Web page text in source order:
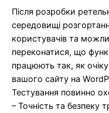
Після розробки
середовищі
користувачів та
переконатися, що
працюють так, як
вашого сайту на
Тестування повинно
– Точність та безпеку